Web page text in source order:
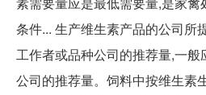
条件... 生产维生素产品的公司所
工作者或品种公司的推荐量,一
公司的推荐量。饲料中按维生素